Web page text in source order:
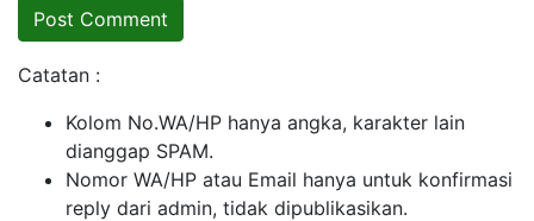
Catatan :
Kolom No.WA/HP hanya angka, karakter lain
dianggap SPAM.
Nomor WA/HP atau Email hanya untuk konfirmasi
reply dari admin, tidak dipublikasikan.